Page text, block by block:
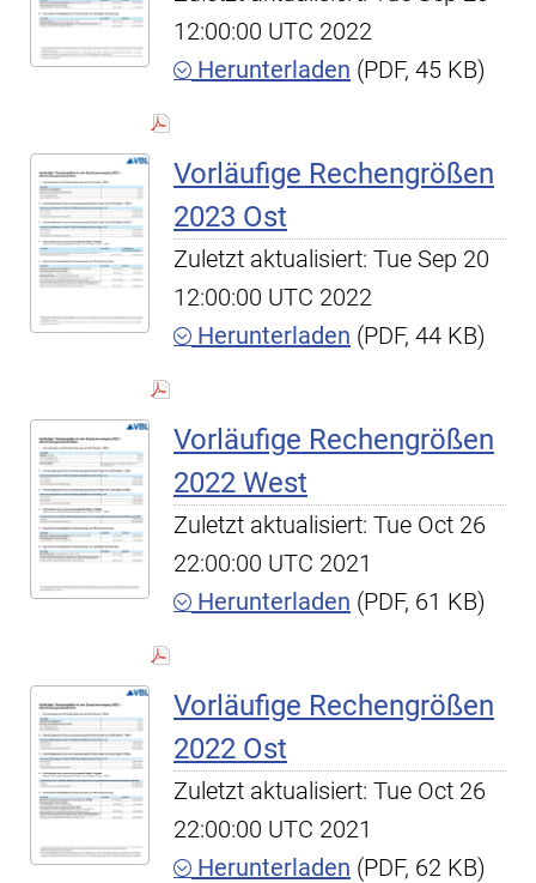
12:00:00 UTC 2022
Herunterladen (PDF, 45 KB)
Vorläufige Rechengrößen
2023 Ost
Zuletzt aktualisiert: Tue Sep 20
12:00:00 UTC 2022
Herunterladen (PDF, 44 KB)
Vorläufige Rechengrößen
2022 West
Zuletzt aktualisiert: Tue Oct 26
22:00:00 UTC 2021
Herunterladen (PDF, 61 KB)
Vorläufige Rechengrößen
2022 Ost
Zuletzt aktualisiert: Tue Oct 26
22:00:00 UTC 2021
Herunterladen (PDF, 62 KB)